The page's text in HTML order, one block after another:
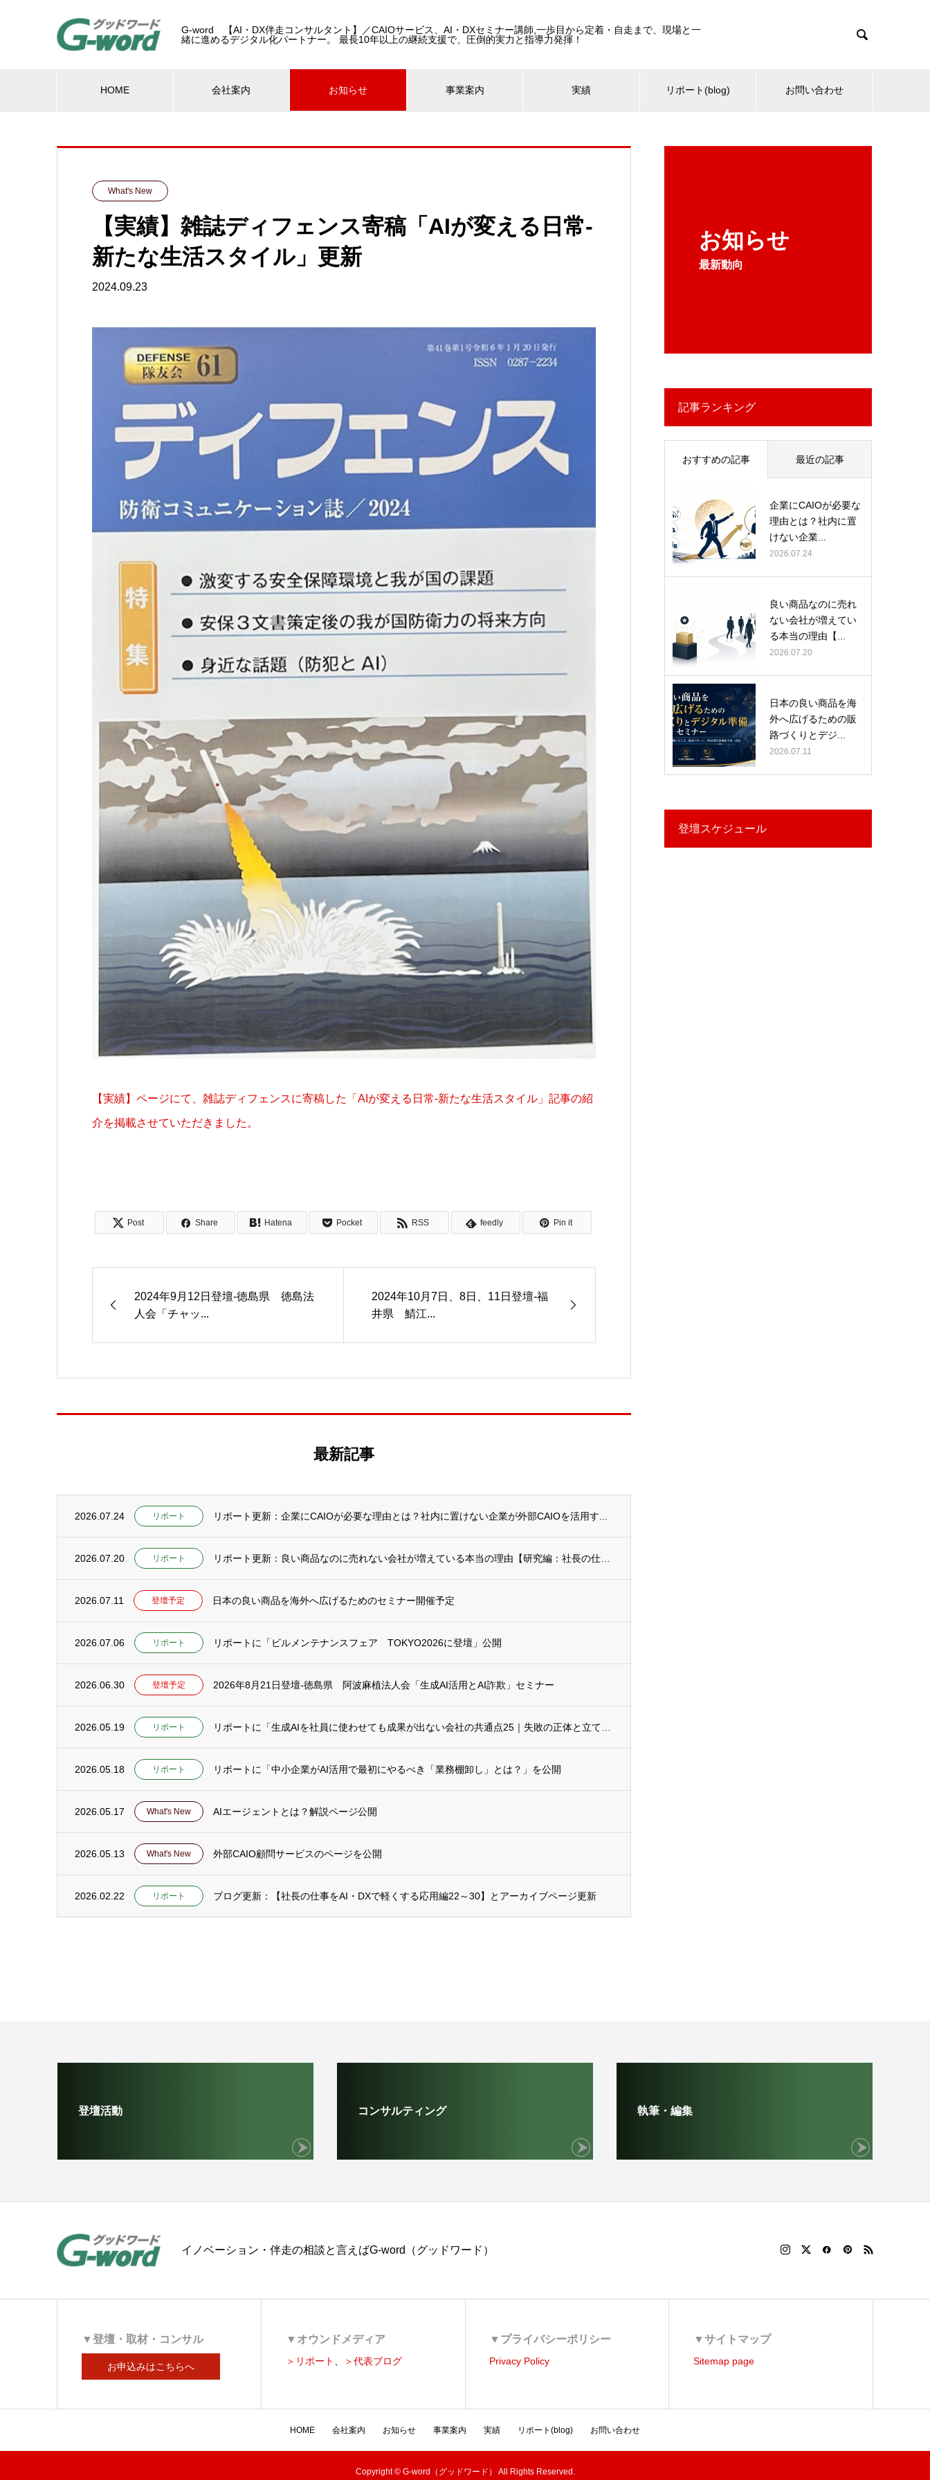
G-word 【AI・DX伴走コンサルタント】／CAIOサービス、AI・DXセミナー講師,一歩目から定着・自走まで、現場と一
緒に進めるデジタル化パートナー。 最長10年以上の継続支援で、圧倒的実力と指導力発揮！

HOME 会社案内 お知らせ 事業案内 実績 リポート(blog) お問い合わせ
お知らせ
最新動向
What's New
【実績】雑誌ディフェンス寄稿「AIが変える日常-
新たな生活スタイル」更新
2024.09.23
【実績】ページにて、雑誌ディフェンスに寄稿した「AIが変える日常-新たな生活スタイル」記事の紹
介を掲載させていただきました。
Post Share Hatena Pocket RSS feedly Pin it
2024年9月12日登壇-徳島県 徳島法
人会「チャッ...
2024年10月7日、8日、11日登壇-福
井県 鯖江...
最新記事
2026.07.24 リポート リポート更新：企業にCAIOが必要な理由とは？社内に置けない企業が外部CAIOを活用す...
2026.07.20 リポート
2026.07.11 登壇予定 日本の良い商品を海外へ広げるためのセミナー開催予定
2026.07.06 リポート リポートに「ビルメンテナンスフェア TOKYO2026に登壇」公開
2026.06.30 登壇予定 2026年8月21日登壇-徳島県 阿波麻植法人会「生成AI活用とAI詐欺」セミナー
2026.05.19 リポート
2026.05.18 リポート リポートに「中小企業がAI活用で最初にやるべき「業務棚卸し」とは？」を公開
2026.05.17 What's New AIエージェントとは？解説ページ公開
2026.05.13 What's New 外部CAIO顧問サービスのページを公開
2026.02.22 リポート ブログ更新：【社長の仕事をAI・DXで軽くする応用編22～30】とアーカイブページ更新
記事ランキング
おすすめの記事 最近の記事
企業にCAIOが必要な
理由とは？社内に置
けない企業...
2026.07.24
良い商品なのに売れ
ない会社が増えてい
る本当の理由【...
2026.07.20
日本の良い商品を海
外へ広げるための販
路づくりとデジ...
2026.07.11
登壇スケジュール
登壇活動 コンサルティング 執筆・編集
イノベーション・伴走の相談と言えばG-word（グッドワード）
▼登壇・取材・コンサル
お申込みはこちらへ
▼オウンドメディア
＞リポート ＞代表ブログ
▼プライバシーポリシー
Privacy Policy
▼サイトマップ
Sitemap page
HOME 会社案内 お知らせ 事業案内 実績 リポート(blog) お問い合わせ
Copyright © G-word（グッドワード） All Rights Reserved.